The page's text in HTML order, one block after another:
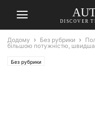
DISCOVER
Додому Без рубрики
більшою потужністю, швидша
Без рубрики